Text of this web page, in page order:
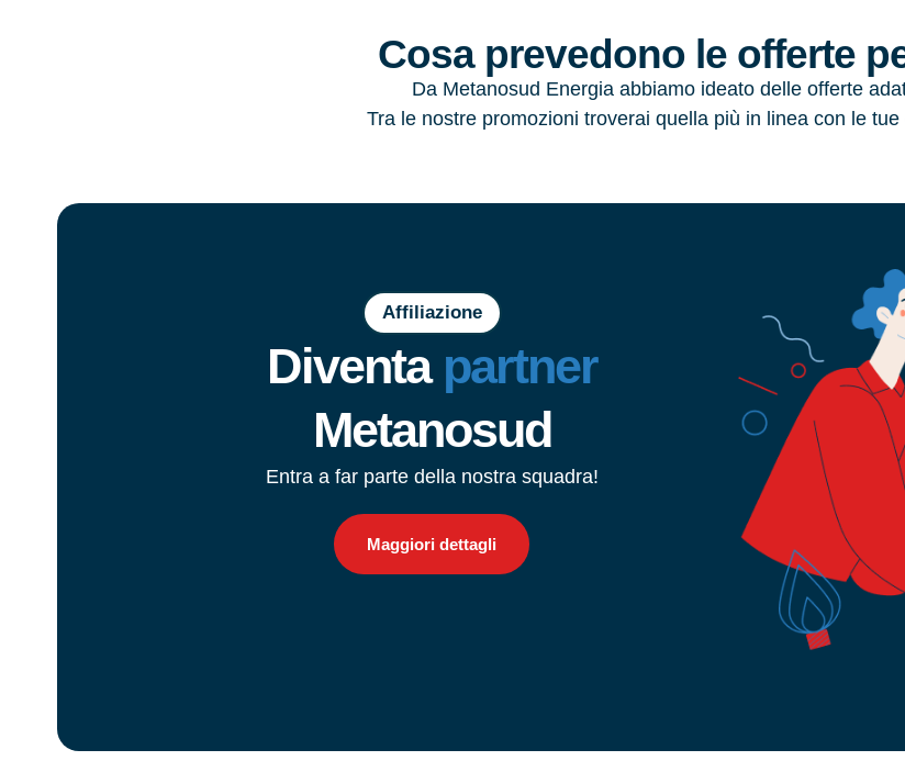
Cosa prevedono le offerte
Da Metanosud Energia abbiamo ideato delle offerte
Tra le nostre promozioni troverai quella più in linea con le tue
Affiliazione
Diventa partner
Metanosud
Entra a far parte della nostra squadra!
Maggiori dettagli